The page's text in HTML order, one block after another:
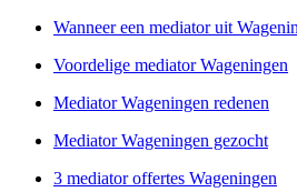
Wanneer een mediator uit
Voordelige mediator Wageningen
Mediator Wageningen redenen
Mediator Wageningen gezocht
3 mediator offertes Wageningen